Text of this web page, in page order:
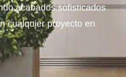
acabados sofisticados
cualquier proyecto en